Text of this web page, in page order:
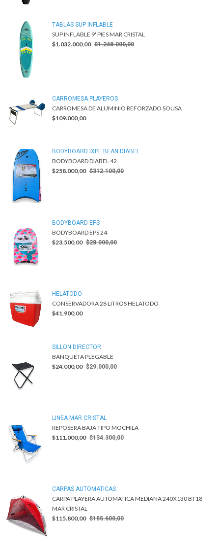
TABLAS SUP INFLABLE
SUP INFLABLE 9' PIES MAR CRISTAL
$1.032.000,00 $1.248.000,00
CARROMESA PLAYEROS
CARROMESA DE ALUMINIO REFORZADO SOUSA
$109.000,00
BODYBOARD IXPE BEAN DIABEL
BODYBOARD DIABEL 42
$258.000,00 $312.100,00
BODYBOARD EPS
BODYBOARD EPS 24
$23.500,00 $28.000,00
HELATODO
CONSERVADORA 28 LITROS HELATODO
$41.900,00
SILLON DIRECTOR
BANQUETA PLEGABLE
$24.000,00 $29.000,00
LINEA MAR CRISTAL
REPOSERA BAJA TIPO MOCHILA
$111.000,00 $134.300,00
CARPAS AUTOMATICAS
CARPA PLAYERA AUTOMATICA MEDIANA 240X130 BT18
MAR CRISTAL
$115.800,00 $155.600,00